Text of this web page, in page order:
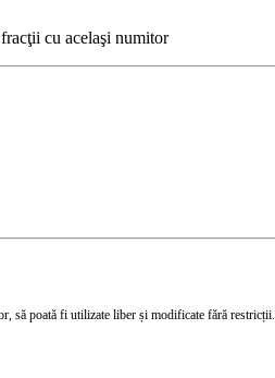
cu acelaşi numitor
să poată fi utilizate liber și modificate fără restricții.